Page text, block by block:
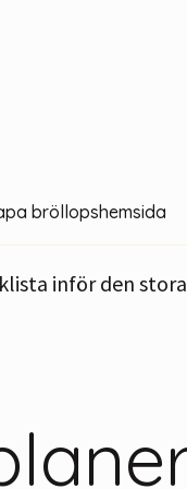
bröllopshemsida
inför den